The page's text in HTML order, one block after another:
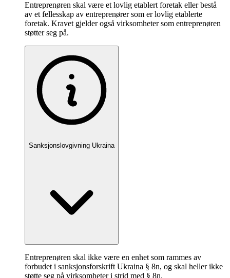
Entreprenøren skal være et lovlig etablert foretak eller bestå
av et fellesskap av entreprenører som er lovlig etablerte
foretak. Kravet gjelder også virksomheter som entreprenøren
støtter seg på.
Sanksjonslovgivning Ukraina
Entreprenøren skal ikke være en enhet som rammes av
forbudet i sanksjonsforskrift Ukraina § 8n, og skal heller ikke
støtte seg på virksomheter i strid med § 8n.